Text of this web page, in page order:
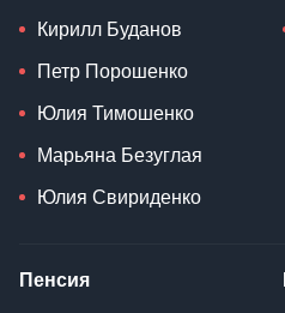
Кирилл Буданов
Петр Порошенко
Юлия Тимошенко
Марьяна Безуглая
Юлия Свириденко
Пенсия